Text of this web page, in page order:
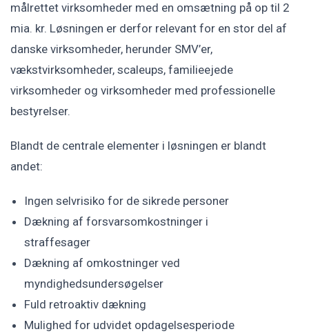
målrettet virksomheder med en omsætning på op til 2
mia. kr. Løsningen er derfor relevant for en stor del af
danske virksomheder, herunder SMV’er,
vækstvirksomheder, scaleups, familieejede
virksomheder og virksomheder med professionelle
bestyrelser.
Blandt de centrale elementer i løsningen er blandt
andet:
Ingen selvrisiko for de sikrede personer
Dækning af forsvarsomkostninger i
straffesager
Dækning af omkostninger ved
myndighedsundersøgelser
Fuld retroaktiv dækning
Mulighed for udvidet opdagelsesperiode